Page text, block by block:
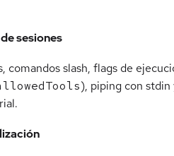
sesiones
comandos slash, flags de
), piping con stdin